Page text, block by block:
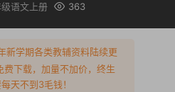
级语文上册 363
新学期各类教辅资料陆续更
费下载，加量不加价，终生
天不到3毛钱！